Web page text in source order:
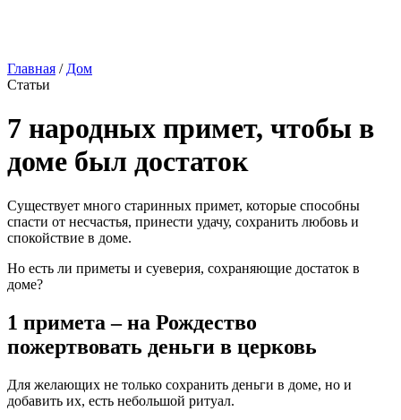
Главная / Дом
Статьи
7 народных примет, чтобы в
доме был достаток
Существует много старинных примет, которые способны
спасти от несчастья, принести удачу, сохранить любовь и
спокойствие в доме.
Но есть ли приметы и суеверия, сохраняющие достаток в
доме?
1 примета – на Рождество
пожертвовать деньги в церковь
Для желающих не только сохранить деньги в доме, но и
добавить их, есть небольшой ритуал.